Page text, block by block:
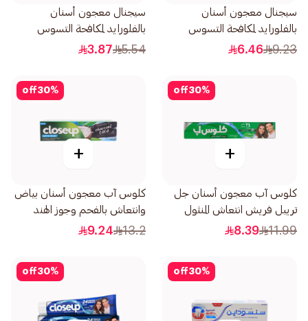
سيجنال معجون أسنان
بالفلورايد لمكافحة التسوس
120مل
9.23
6.46
سيجنال معجون أسنان
بالفلورايد لمكافحة التسوس
50مل
5.54
3.87
30%
off
+
كلوس آب معجون أسنان جل
تريبل فريش انتعاش المنثول
120مل
11.99
8.39
30%
off
+
كلوس آب معجون أسنان بياض
وانتعاش بالفحم وجوز الهند
75مل
13.2
9.24
30%
off
30%
off